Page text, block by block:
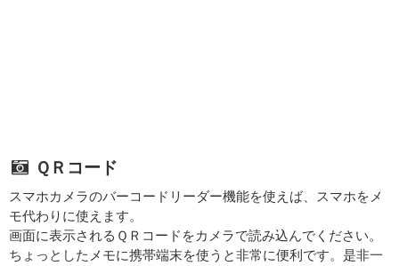
ＱＲコード
スマホカメラのバーコードリーダー機能を使えば、スマホをメ
モ代わりに使えます。
画面に表示されるＱＲコードをカメラで読み込んでください。
ちょっとしたメモに携帯端末を使うと非常に便利です。是非一